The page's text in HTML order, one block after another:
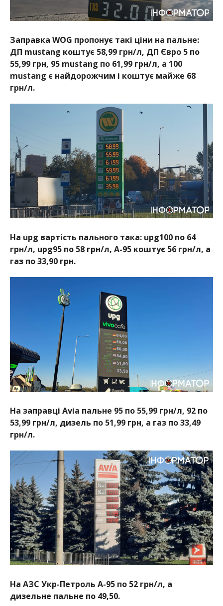
Заправка WOG пропонує такі ціни на пальне:
ДП mustang коштує 58,99 грн/л, ДП Євро 5 по
55,99 грн, 95 mustang по 61,99 грн/л, а 100
mustang є найдорожчим і коштує майже 68
грн/л.
На upg вартість пального така: upg100 по 64
грн/л, upg95 по 58 грн/л, А-95 коштує 56 грн/л, а
газ по 33,90 грн.
На заправці Avia пальне 95 по 55,99 грн/л, 92 по
53,99 грн/л, дизель по 51,99 грн, а газ по 33,49
грн/л.
На АЗС Укр-Петроль А-95 по 52 грн/л, а
дизельне пальне по 49,50.